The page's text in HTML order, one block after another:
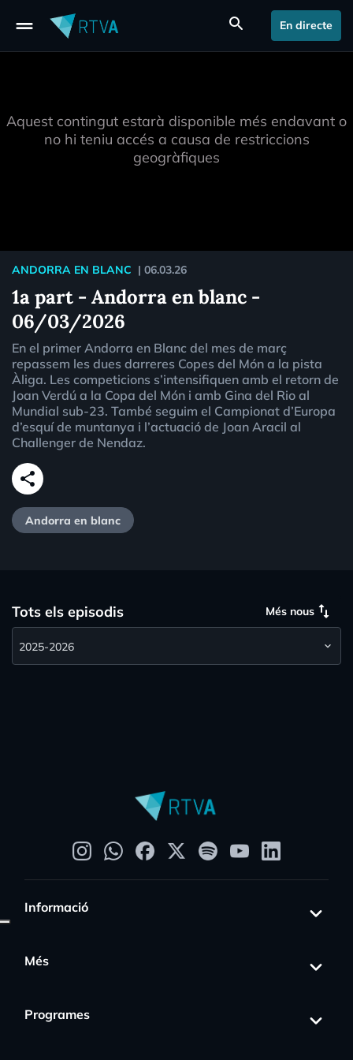
drag_handle search En directe
Aquest contingut estarà disponible més endavant o
no hi teniu accés a causa de restriccions
geogràfiques
ANDORRA EN BLANC | 06.03.26
1a part - Andorra en blanc -
06/03/2026
En el primer Andorra en Blanc del mes de març
repassem les dues darreres Copes del Món a la pista
Àliga. Les competicions s’intensifiquen amb el retorn de
Joan Verdú a la Copa del Món i amb Gina del Rio al
Mundial sub-23. També seguim el Campionat d’Europa
d’esquí de muntanya i l’actuació de Joan Aracil al
Challenger de Nendaz.
share
Andorra en blanc
Tots els episodis Més nous swap_vert
Informació
Més
Programes